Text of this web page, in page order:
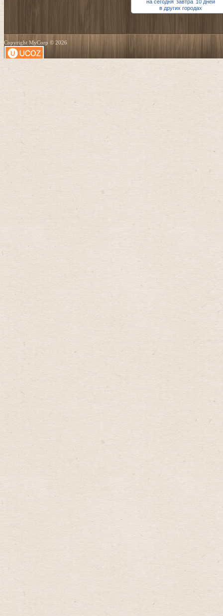
на сегодня завтра 10 дней
в других городах
Copyright MyCorp © 2026